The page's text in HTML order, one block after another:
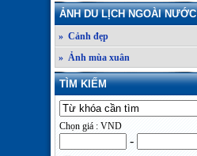
ẢNH DU LỊCH NGOÀI NƯỚC
» Cảnh đẹp
» Ảnh mùa xuân
TÌM KIẾM
Chọn giá : VND
-